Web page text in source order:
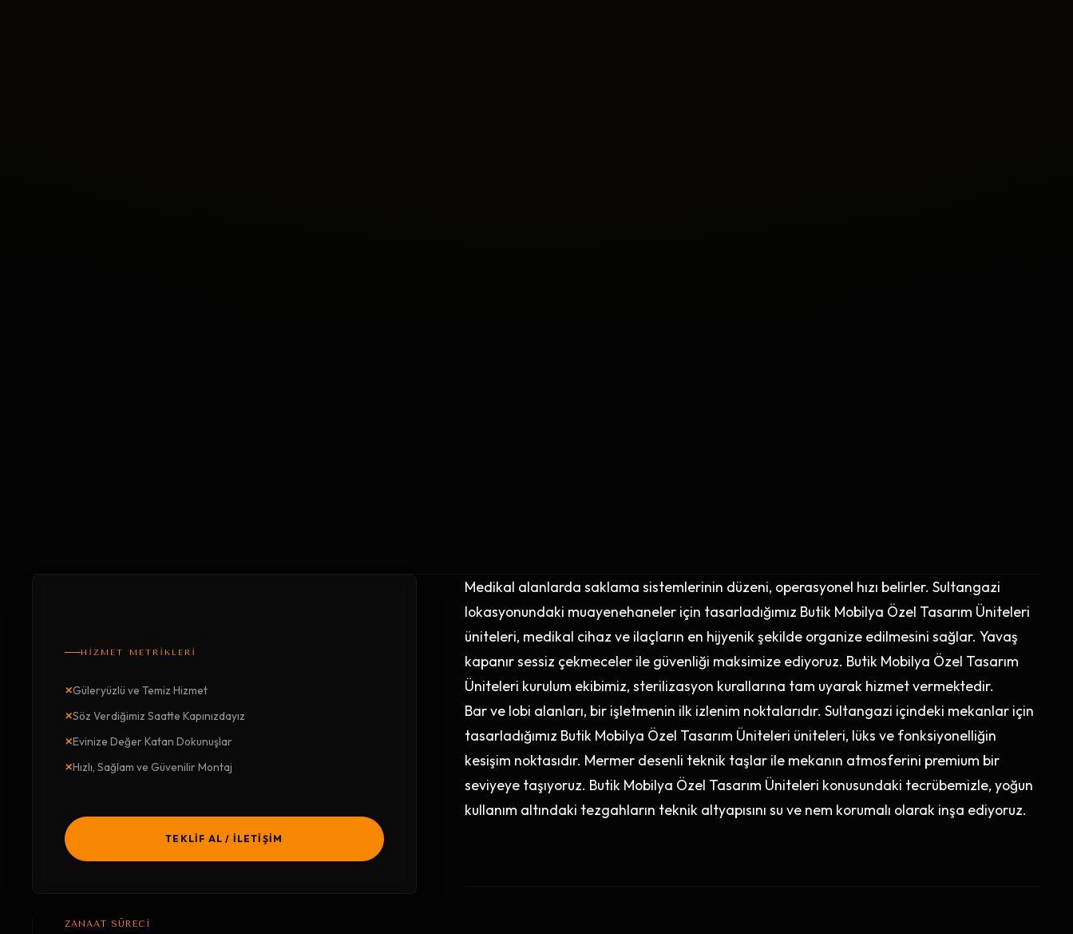
HİZMET METRİKLERİ
×Güleryüzlü ve Temiz Hizmet
×Söz Verdiğimiz Saatte Kapınızdayız
×Evinize Değer Katan Dokunuşlar
×Hızlı, Sağlam ve Güvenilir Montaj
TEKLİF AL / İLETİŞİM
ZANAAT SÜRECİ
Medikal alanlarda saklama sistemlerinin düzeni, operasyonel hızı belirler. Sultangazi
lokasyonundaki muayenehaneler için tasarladığımız Butik Mobilya Özel Tasarım Üniteleri
üniteleri, medikal cihaz ve ilaçların en hijyenik şekilde organize edilmesini sağlar. Yavaş
kapanır sessiz çekmeceler ile güvenliği maksimize ediyoruz. Butik Mobilya Özel Tasarım
Üniteleri kurulum ekibimiz, sterilizasyon kurallarına tam uyarak hizmet vermektedir.
Bar ve lobi alanları, bir işletmenin ilk izlenim noktalarıdır. Sultangazi içindeki mekanlar için
tasarladığımız Butik Mobilya Özel Tasarım Üniteleri üniteleri, lüks ve fonksiyonelliğin
kesişim noktasıdır. Mermer desenli teknik taşlar ile mekanın atmosferini premium bir
seviyeye taşıyoruz. Butik Mobilya Özel Tasarım Üniteleri konusundaki tecrübemizle, yoğun
kullanım altındaki tezgahların teknik altyapısını su ve nem korumalı olarak inşa ediyoruz.